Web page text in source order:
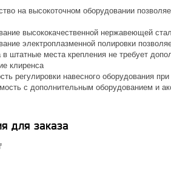
на высокоточном оборудовании
высококачественной нержавеющей
электроплазменной полировки
в штатные места крепления не требует
клиренса
регулировки навесного оборудования
с дополнительным оборудованием и
для заказа